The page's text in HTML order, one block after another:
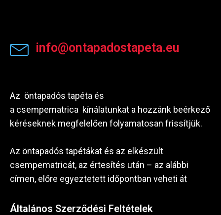
info@ontapadostapeta.eu
Az öntapadós tapéta és
a csempematrica kínálatunkat a hozzánk beérkező
kéréseknek megfelelően folyamatosan frissítjük.
Az öntapadós tapétákat és az elkészült
csempematricát, az értesítés után – az alábbi
címen, előre egyeztetett időpontban veheti át
Általános Szerződési Feltételek